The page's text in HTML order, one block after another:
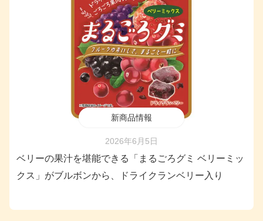
新商品情報
2026年6月5日
ベリーの果汁を堪能できる「まるごろグミ ベリーミッ
クス」がブルボンから、ドライクランベリー入り